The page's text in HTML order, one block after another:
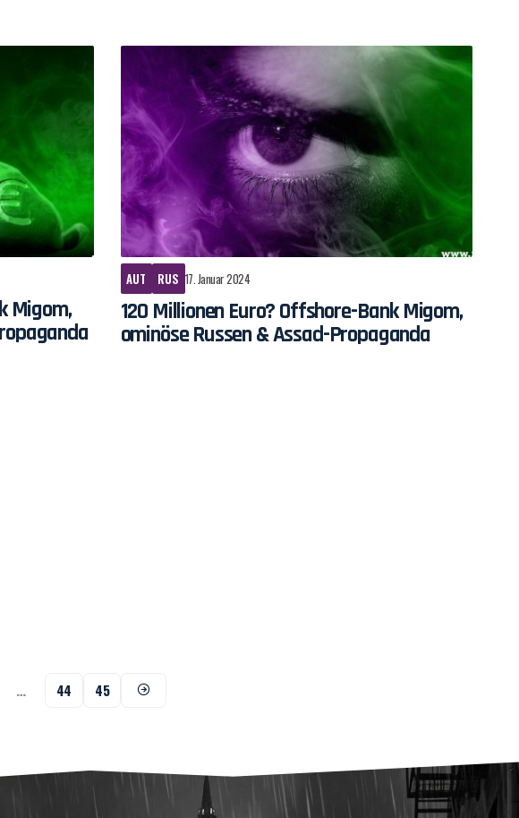
Migom,
AUT RUS 17. Januar 2024
120 Millionen Euro? Offshore-Bank Migom,
ominöse Russen & Assad-Propaganda
… 44 45